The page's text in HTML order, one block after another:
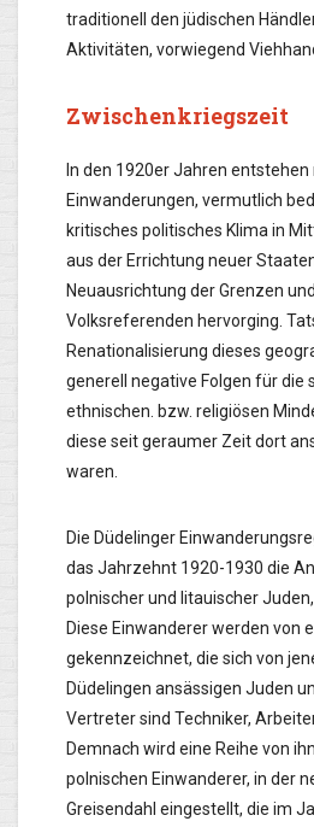
traditionell den jüdischen
Aktivitäten, vorwiegend
Zwischenkriegszeit
In den 1920er Jahren entstehen
Einwanderungen, vermutlich
kritisches politisches Klima in
aus der Errichtung neuer
Neuausrichtung der Grenzen
Volksreferenden hervorging.
Renationalisierung dieses
generell negative Folgen für die
ethnischen. bzw. religiösen
diese seit geraumer Zeit dort
waren.
Die Düdelinger
das Jahrzehnt 1920-1930 die
polnischer und litauischer
Diese Einwanderer werden von
gekennzeichnet, die sich von
Düdelingen ansässigen Juden
Vertreter sind Techniker,
Demnach wird eine Reihe von
polnischen Einwanderer, in der
Greisendahl eingestellt, die im